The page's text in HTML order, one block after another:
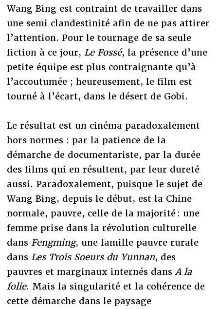
Wang Bing est contraint de travailler dans
une semi clandestinité afin de ne pas attirer
l’attention. Pour le tournage de sa seule
fiction à ce jour, Le Fossé, la présence d’une
petite équipe est plus contraignante qu’à
l’accoutumée ; heureusement, le film est
tourné à l’écart, dans le désert de Gobi.
Le résultat est un cinéma paradoxalement
hors normes : par la patience de la
démarche de documentariste, par la durée
des films qui en résultent, par leur dureté
aussi. Paradoxalement, puisque le sujet de
Wang Bing, depuis le début, est la Chine
normale, pauvre, celle de la majorité : une
femme prise dans la révolution culturelle
dans Fengming, une famille pauvre rurale
dans Les Trois Soeurs du Yunnan, des
pauvres et marginaux internés dans A la
folie. Mais la singularité et la cohérence de
cette démarche dans le paysage